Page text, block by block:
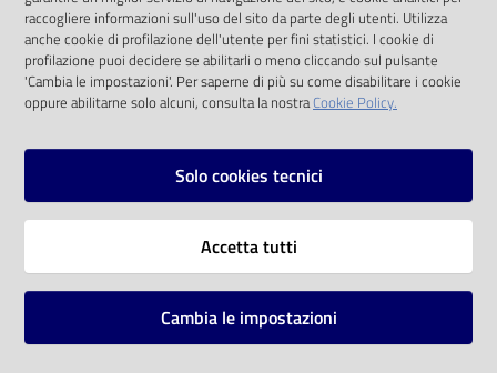
Chiedi al
bibliotecario
comunitaria 2003/98/CE e dal d.lgs. 36/2006
SOCIAL
Instagram
Vai alla pagina
Mappa del sito
raccogliere informazioni sull'uso del sito da parte degli utenti. Utilizza
anche cookie di profilazione dell'utente per fini statistici. I cookie di
profilazione puoi decidere se abilitarli o meno cliccando sul pulsante
'Cambia le impostazioni'. Per saperne di più su come disabilitare i cookie
oppure abilitarne solo alcuni, consulta la nostraCookie Policy.
Solo cookies tecnici
Accetta tutti
Cambia le impostazioni